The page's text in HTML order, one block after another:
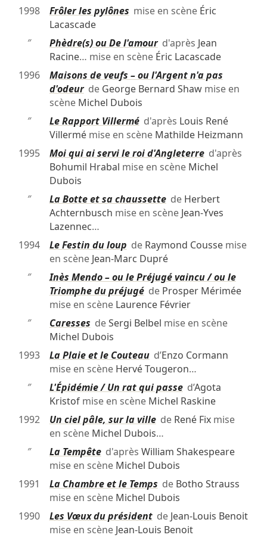
1998
Frôler les pylônes mise en scène Éric
Lacascade
″
Phèdre(s) ou De l'amourd'après Jean
Racine… mise en scène Éric Lacascade
1996
Maisons de veufs – ou l'Argent n'a pas
d'odeurde George Bernard Shawmise en
scène Michel Dubois
″
Le Rapport Villerméd'après Louis René
Villermémise en scène Mathilde Heizmann
1995
Moi qui ai servi le roi d'Angleterred'après
Bohumil Hrabal mise en scène Michel
Dubois
″
La Botte et sa chaussettede Herbert
Achternbusch mise en scène Jean-Yves
Lazennec…
1994
Le Festin du loup de Raymond Coussemise
en scène Jean-Marc Dupré
″
Inès Mendo – ou le Préjugé vaincu / ou le
Triomphe du préjugéde Prosper Mérimée
mise en scène Laurence Février
″
Caresses deSergi Belbel mise en scène
Michel Dubois
1993
La Plaie et le Couteaud’Enzo Cormann
mise en scène Hervé Tougeron…
″
L'Épidémie / Un rat qui passed’Agota
Kristofmise en scène Michel Raskine
1992
Un ciel pâle, sur la villede René Fixmise
en scène Michel Dubois…
″
La Tempêted'après William Shakespeare
mise en scène Michel Dubois
1991
La Chambre et le Temps de Botho Strauss
mise en scène Michel Dubois
1990
Les Vœux du présidentde Jean-Louis Benoit
mise en scène Jean-Louis Benoit